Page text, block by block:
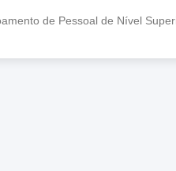
de Pessoal de Nível